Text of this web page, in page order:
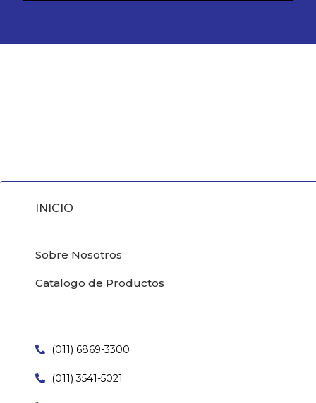
INICIO
Sobre Nosotros
Catalogo de Productos
(011) 6869-3300
(011) 3541-5021